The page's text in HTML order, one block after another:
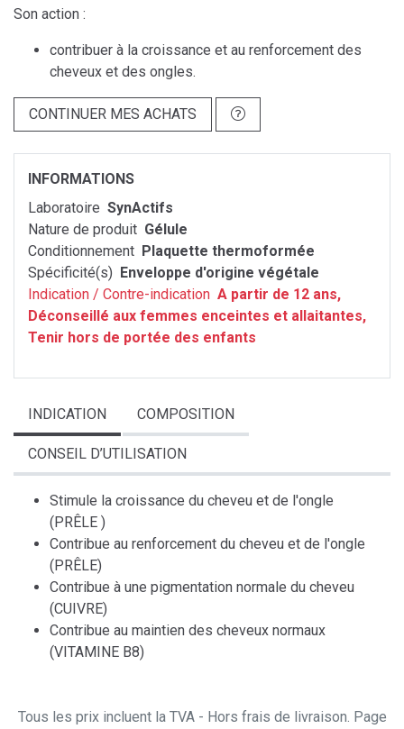
Son action :
contribuer à la croissance et au renforcement des
cheveux et des ongles.
CONTINUER MES ACHATS
INFORMATIONS
Laboratoire SynActifs
Nature de produit Gélule
Conditionnement Plaquette thermoformée
Spécificité(s) Enveloppe d'origine végétale
Indication / Contre-indication A partir de 12 ans,
Déconseillé aux femmes enceintes et allaitantes,
Tenir hors de portée des enfants
INDICATION COMPOSITION
CONSEIL D’UTILISATION
Stimule la croissance du cheveu et de l'ongle
(PRÊLE )
Contribue au renforcement du cheveu et de l'ongle
(PRÊLE)
Contribue à une pigmentation normale du cheveu
(CUIVRE)
Contribue au maintien des cheveux normaux
(VITAMINE B8)
Tous les prix incluent la TVA - Hors frais de livraison. Page